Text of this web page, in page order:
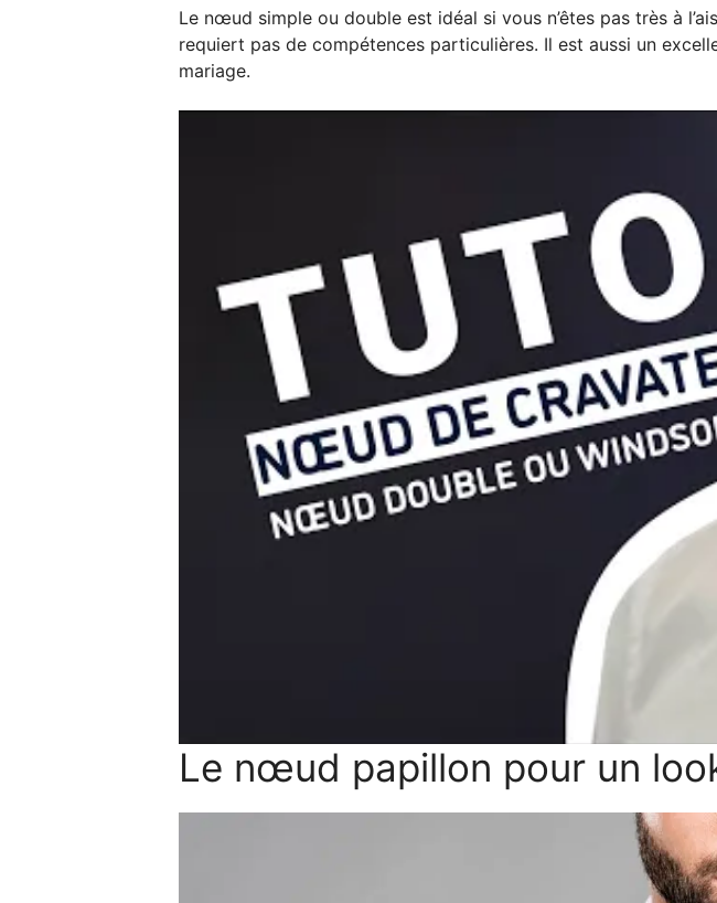
Le nœud simple ou double est idéal si vous n’êtes pas très à
requiert pas de compétences particulières. Il est aussi un
mariage.
Le nœud papillon pour un